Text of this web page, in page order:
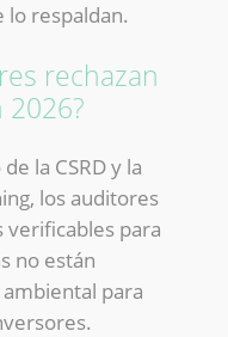
lo respaldan.
rechazan
la CSRD y la
los auditores
para
no están
para